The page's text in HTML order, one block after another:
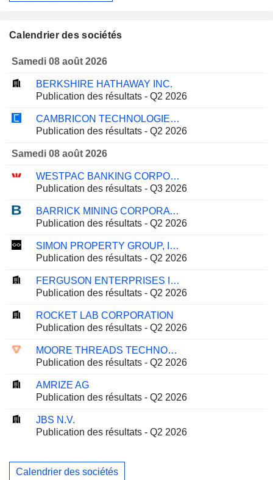
Calendrier des sociétés
Samedi 08 août 2026
BERKSHIRE HATHAWAY INC.
Publication des résultats - Q2 2026
CAMBRICON TECHNOLOGIES CORPORATION LIMITED
Publication des résultats - Q2 2026
Samedi 08 août 2026
WESTPAC BANKING CORPORATION
Publication des résultats - Q3 2026
BARRICK MINING CORPORATION
Publication des résultats - Q2 2026
SIMON PROPERTY GROUP, INC.
Publication des résultats - Q2 2026
FERGUSON ENTERPRISES INC.
Publication des résultats - Q2 2026
ROCKET LAB CORPORATION
Publication des résultats - Q2 2026
MOORE THREADS TECHNOLOGY CO., LTD.
Publication des résultats - Q2 2026
AMRIZE AG
Publication des résultats - Q2 2026
JBS N.V.
Publication des résultats - Q2 2026
Calendrier des sociétés